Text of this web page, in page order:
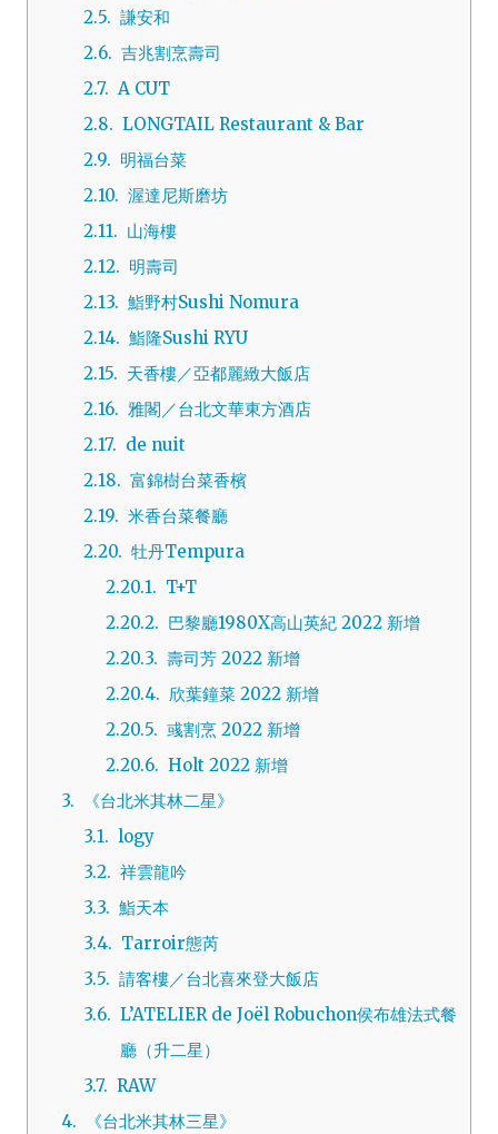
2.5. 謙安和
2.6. 吉兆割烹壽司
2.7. A CUT
2.8. LONGTAIL Restaurant & Bar
2.9. 明福台菜
2.10. 渥達尼斯磨坊
2.11. 山海樓
2.12. 明壽司
2.13. 鮨野村Sushi Nomura
2.14. 鮨隆Sushi RYU
2.15. 天香樓／亞都麗緻大飯店
2.16. 雅閣／台北文華東方酒店
2.17. de nuit
2.18. 富錦樹台菜香檳
2.19. 米香台菜餐廳
2.20. 牡丹Tempura
2.20.1. T+T
2.20.2. 巴黎廳1980X高山英紀 2022 新增
2.20.3. 壽司芳 2022 新增
2.20.4. 欣葉鐘菜 2022 新增
2.20.5. 彧割烹 2022 新增
2.20.6. Holt 2022 新增
3.
《台北米其林二星》
3.1. logy
3.2. 祥雲龍吟
3.3. 鮨天本
3.4. Tarroir態芮
3.5. 請客樓／台北喜來登大飯店
3.6. L’ATELIER de Joël Robuchon侯布雄法式餐
廳（升二星）
3.7. RAW
4.
《台北米其林三星》